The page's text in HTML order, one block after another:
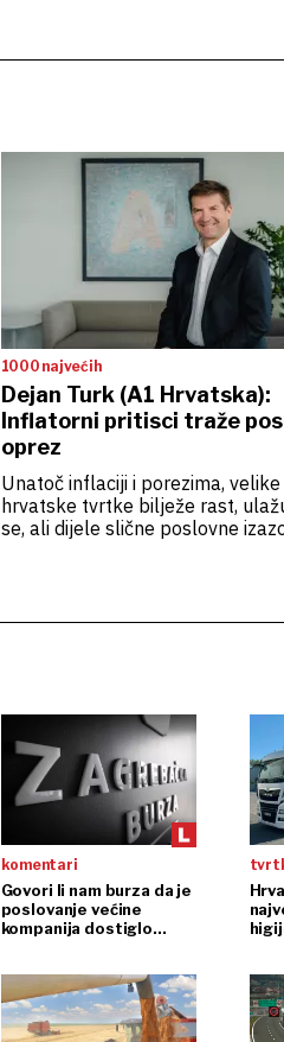
1000 najvećih
Dejan Turk (A1 Hrvatska):
Inflatorni pritisci traže
oprez
Unatoč inflaciji i porezima, velike
hrvatske tvrtke bilježe rast,
se, ali dijele slične poslovne
komentari
Govori li nam burza da je
poslovanje većine
kompanija dostiglo